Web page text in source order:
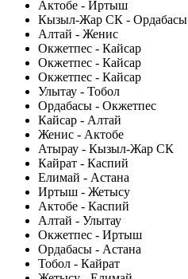
Актобе - Иртыш
Кызыл-Жар СК - Ордабасы
Алтай - Женис
Окжетпес - Кайсар
Окжетпес - Кайсар
Окжетпес - Кайсар
Улытау - Тобол
Ордабасы - Окжетпес
Кайсар - Алтай
Женис - Актобе
Атырау - Кызыл-Жар СК
Кайрат - Каспий
Елимай - Астана
Иртыш - Жетысу
Актобе - Каспий
Алтай - Улытау
Окжетпес - Иртыш
Ордабасы - Астана
Тобол - Кайрат